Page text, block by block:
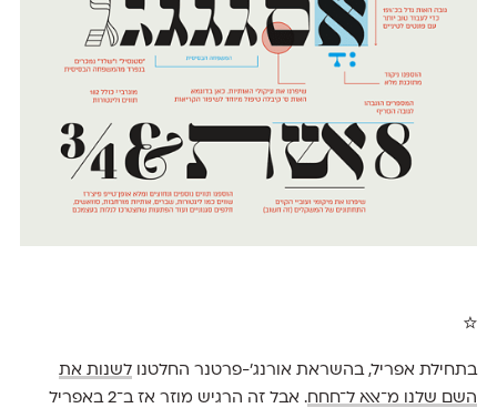
☆
בתחילת אפריל, בהשראת אורנג'-פרטנר החלטנו לשנות את
השם שלנו מ־אאא ל־חחח
. אבל זה הרגיש מוזר אז ב־2 באפריל